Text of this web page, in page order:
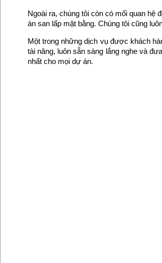
Ngoài ra, chúng tôi còn có mối quan
án san lấp mặt bằng. Chúng tôi cũng
Một trong những dịch vụ được khách
tài năng, luôn sẵn sàng lắng nghe và
nhất cho mọi dự án.